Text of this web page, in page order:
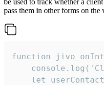
pass them in other forms on the
function
let